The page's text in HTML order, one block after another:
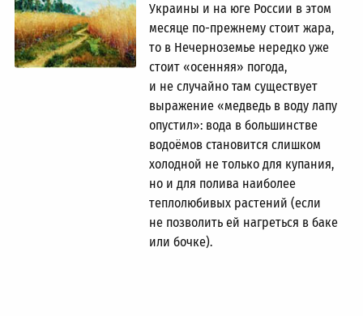
Украины и на юге России в этом
месяце по-прежнему стоит жара,
то в Нечерноземье нередко уже
стоит «осенняя» погода,
и не случайно там существует
выражение «медведь в воду лапу
опустил»: вода в большинстве
водоёмов становится слишком
холодной не только для купания,
но и для полива наиболее
теплолюбивых растений (если
не позволить ей нагреться в баке
или бочке).